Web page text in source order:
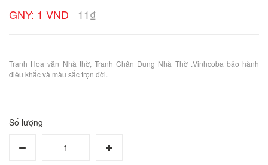
GNY: 1 VND
11₫
Tranh Hoa văn Nhà thờ, Tranh Chân Dung Nhà Thờ .Vinhcoba bảo hành
điêu khắc và màu sắc trọn đời.
Số lượng